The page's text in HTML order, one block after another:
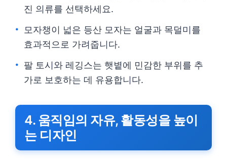
진 의류를 선택하세요.
모자챙이 넓은 등산 모자는 얼굴과 목덜미를
효과적으로 가려줍니다.
팔 토시와 레깅스는 햇볕에 민감한 부위를 추
가로 보호하는 데 유용합니다.
4. 움직임의 자유, 활동성을 높이
는 디자인